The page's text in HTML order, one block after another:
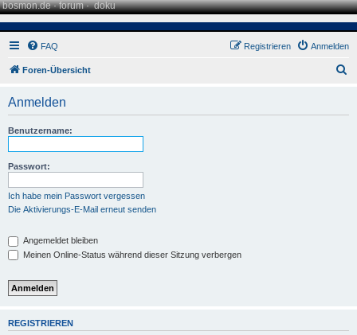
bosmon.de·forum·doku
FAQ Anmelden
Registrieren
Foren-Übersicht
Anmelden
Benutzername:
Passwort:
Ich habe mein Passwort vergessen
Die Aktivierungs-E-Mail erneut senden
Angemeldet bleiben
Meinen Online-Status während dieser Sitzung verbergen
REGISTRIEREN